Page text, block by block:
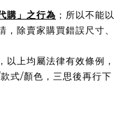
購」之行為 ；所以不能以
除賣家購買錯誤尺寸、
以上均屬法律有效條例，
式/顏色，三思後再行下